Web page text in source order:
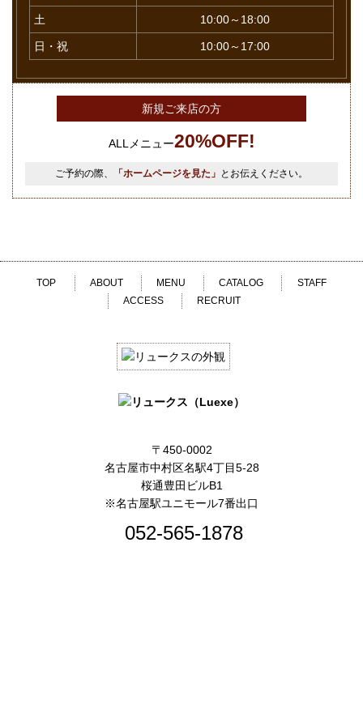
土 10:00～18:00
日・祝 10:00～17:00
新規ご来店の方
ALLメニュー20%OFF!
ご予約の際、 「ホームページを見た」 とお伝えください。
TOP ABOUT MENU CATALOG
STAFF
ACCESS
RECRUIT
〒450-0002
名古屋市中村区名駅4丁目5-28
桜通豊田ビルB1
※名古屋駅ユニモール7番出口
052-565-1878